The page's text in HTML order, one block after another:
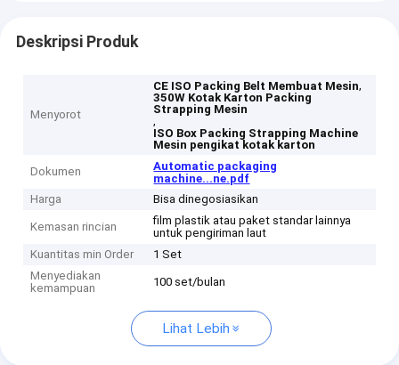
Deskripsi Produk
Menyorot
CE ISO Packing Belt Membuat Mesin,
350W Kotak Karton Packing
Strapping Mesin
,
ISO Box Packing Strapping Machine
Mesin pengikat kotak karton
Dokumen
Automatic packaging
machine...ne.pdf
Harga
Bisa dinegosiasikan
Kemasan rincian
film plastik atau paket standar lainnya
untuk pengiriman laut
Kuantitas min Order
1 Set
Menyediakan
kemampuan
100 set/bulan
Lihat Lebih